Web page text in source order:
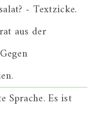
- Textzicke.
aus der
Sprache. Es ist